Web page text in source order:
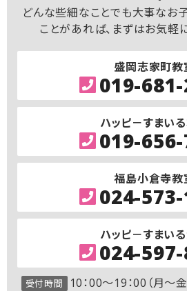
どんな些細なことでも大事なお
ことがあれば、まずはお気軽
盛岡志家町教
019-
ハッピ－すまい
019-
福島小倉寺教
024-
ハッピ－すまい
024-
受付時間
10：00～19：00（月～金